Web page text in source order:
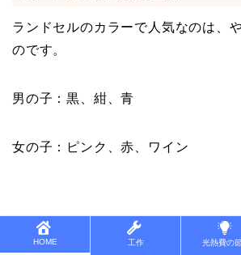
ランドセルのカラーで人気なのは、
のです。
男の子：黒、紺、青
女の子：ピンク、赤、ワイン
HOME 工作 光熱費の